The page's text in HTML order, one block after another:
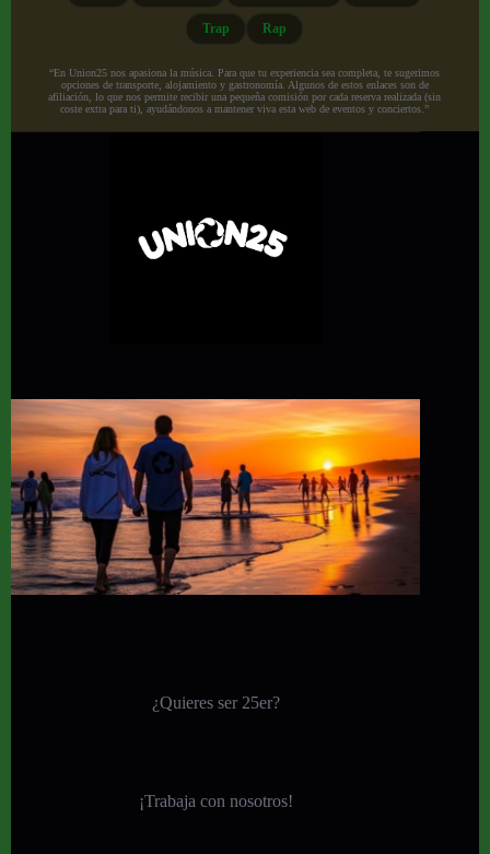
Trap Rap
“En Union25 nos apasiona la música. Para que tu experiencia sea completa, te sugerimos
opciones de transporte, alojamiento y gastronomía. Algunos de estos enlaces son de
afiliación, lo que nos permite recibir una pequeña comisión por cada reserva realizada (sin
coste extra para ti), ayudándonos a mantener viva esta web de eventos y conciertos.”
¿Quieres ser 25er?
¡Trabaja con nosotros!